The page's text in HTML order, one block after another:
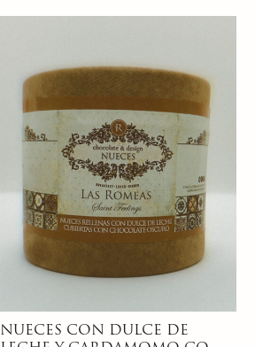
NUECES CON DULCE DE